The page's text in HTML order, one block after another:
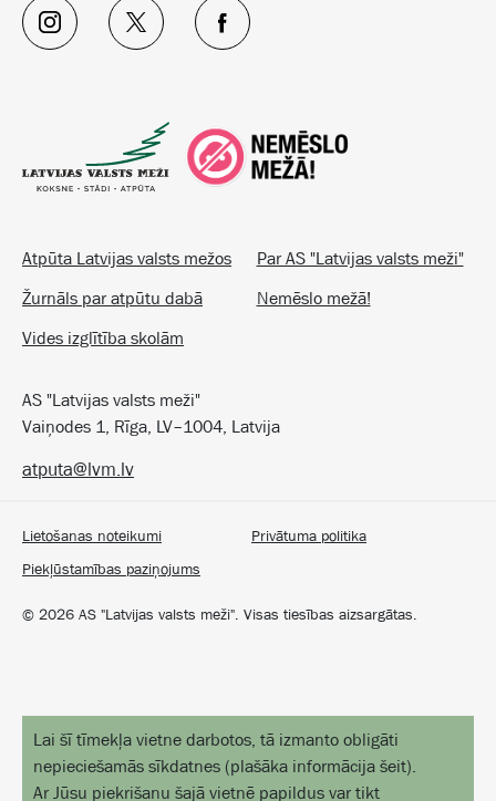
Atpūta Latvijas valsts mežos
Par AS "Latvijas valsts meži"
Žurnāls par atpūtu dabā
Nemēslo mežā!
Vides izglītība skolām
AS "Latvijas valsts meži"
Vaiņodes 1, Rīga, LV–1004, Latvija
© 2026 AS "Latvijas valsts meži". Visas tiesības aizsargātas.
Lietošanas noteikumi
Privātuma politika
Piekļūstamības paziņojums
atputa@lvm.lv
Lai šī tīmekļa vietne darbotos, tā izmanto obligāti
nepieciešamās sīkdatnes (plašāka informācija šeit).
Ar Jūsu piekrišanu šajā vietnē papildus var tikt